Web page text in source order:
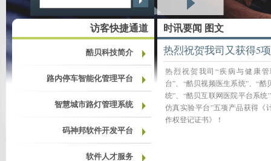
访客快捷通道
酷贝科技简介
路内停车智能化管理平台
智慧城市路灯管理系统
码神邦软件开发平台
软件人才服务
时讯要闻 图文
热烈祝贺我司又获得5
热烈祝贺我司“疾病与健康
台”、“酷贝视频医生系统”、“酷
统”、“酷贝互联网医院平台系统
仿真实验平台”五项产品获得《
作权登记证书》！